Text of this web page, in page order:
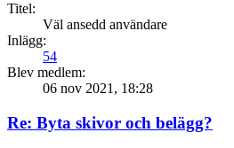
Titel:
Väl ansedd användare
Inlägg:
54
Blev medlem:
06 nov 2021, 18:28
Re: Byta skivor och belägg?